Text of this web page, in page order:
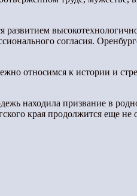
согласия.
относимся к истории и
находила призвание в
края продолжится еще не